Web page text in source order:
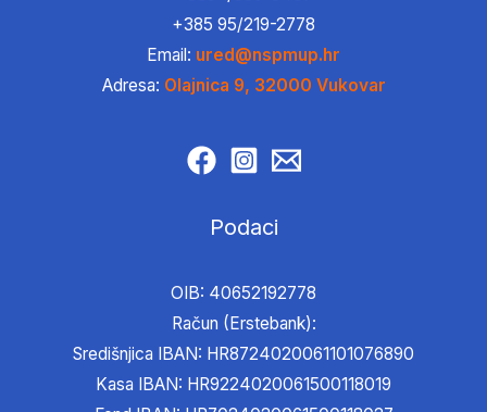
+385 95/219-2778
Email: ured@nspmup.hr
Adresa: Olajnica 9, 32000 Vukovar
Podaci
OIB: 40652192778
Račun (Erstebank):
Središnjica IBAN: HR8724020061101076890
Kasa IBAN: HR9224020061500118019